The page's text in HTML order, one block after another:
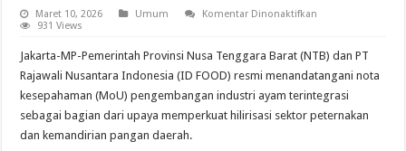
Maret 10, 2026 Umum Komentar Dinonaktifkan
FOOD
Teken
MoU
Industri
Terintegrasi
931 Views
Jakarta-MP-Pemerintah Provinsi Nusa Tenggara Barat (NTB) dan PT
Rajawali Nusantara Indonesia (ID FOOD) resmi menandatangani nota
kesepahaman (MoU) pengembangan industri ayam terintegrasi
sebagai bagian dari upaya memperkuat hilirisasi sektor peternakan
dan kemandirian pangan daerah.